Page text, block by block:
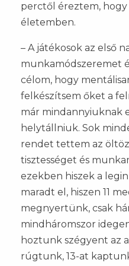
perctől éreztem,
életemben.
– A játékosok az első
munkamódszeremet
célom, hogy
felkészítsem őket a
már mindannyiuknak
helytállniuk. Sok
rendet tettem az
tisztességet és
ezekben hiszek a
maradt el, hiszen 11
megnyertünk, csak
mindháromszor
hoztunk szégyent az
rúgtunk, 13-at